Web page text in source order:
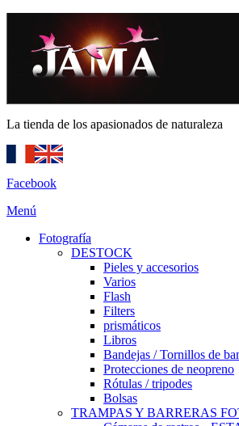
La tienda de los apasionados de naturaleza
Facebook
Menú
Fotografía
DESTOCK
Pieles y accesorios
Varios
Flash
Filters
prismáticos
Libros
Bandejas / Tornillos de
Protecciones de neopreno
Rótulas / tripodes
Bolsas
TRAMPAS Y BARRERAS